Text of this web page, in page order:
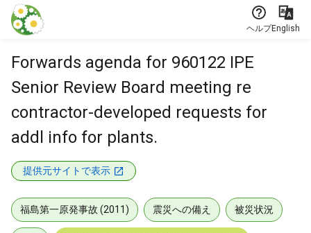
本文に飛ぶ
ヘルプEnglish
Forwards agenda for 960122 IPE
Senior Review Board meeting re
contractor-developed requests for
addl info for plants.
提供元サイトで表示
福島第一原発事故 (2011) 震災への備え 被災状況